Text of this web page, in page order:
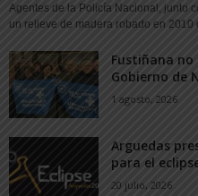
Agentes de la Policía Nacional, junto
un relieve de madera robado en 2010
Fustiñana
Gobierno de
1 agosto, 2026
Arguedas
para el
20 julio, 2026